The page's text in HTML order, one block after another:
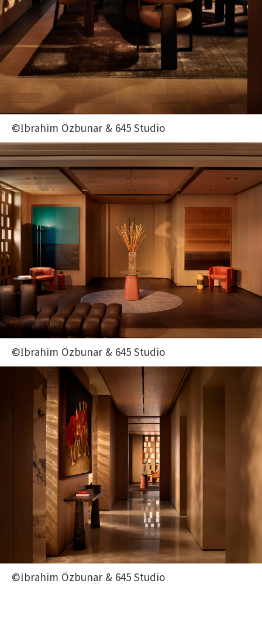
©İbrahim Özbunar & 645 Studio
©İbrahim Özbunar & 645 Studio
©İbrahim Özbunar & 645 Studio